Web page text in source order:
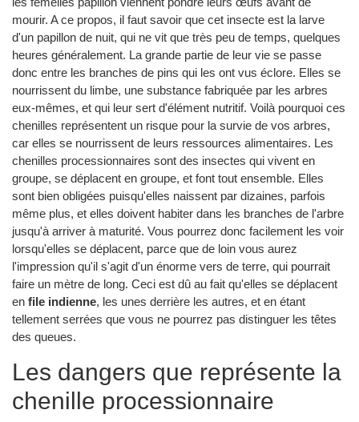
mourir. A ce propos, il faut savoir que cet insecte est la larve
d'un papillon de nuit, qui ne vit que très peu de temps, quelques
heures généralement. La grande partie de leur vie se passe
donc entre les branches de pins qui les ont vus éclore. Elles se
nourrissent du limbe, une substance fabriquée par les arbres
eux-mêmes, et qui leur sert d'élément nutritif. Voilà pourquoi ces
chenilles représentent un risque pour la survie de vos arbres,
car elles se nourrissent de leurs ressources alimentaires. Les
chenilles processionnaires sont des insectes qui vivent en
groupe, se déplacent en groupe, et font tout ensemble. Elles
sont bien obligées puisqu'elles naissent par dizaines, parfois
même plus, et elles doivent habiter dans les branches de l'arbre
jusqu'à arriver à maturité. Vous pourrez donc facilement les voir
lorsqu'elles se déplacent, parce que de loin vous aurez
l'impression qu'il s'agit d'un énorme vers de terre, qui pourrait
faire un mètre de long. Ceci est dû au fait qu'elles se déplacent
en file indienne, les unes derrière les autres, et en étant
tellement serrées que vous ne pourrez pas distinguer les têtes
des queues.
Les dangers que représente la
chenille processionnaire